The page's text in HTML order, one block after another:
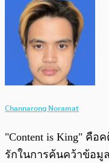
Channarong Noramat
"Content is King" คื
รักในการค้นคว้าข้อมู